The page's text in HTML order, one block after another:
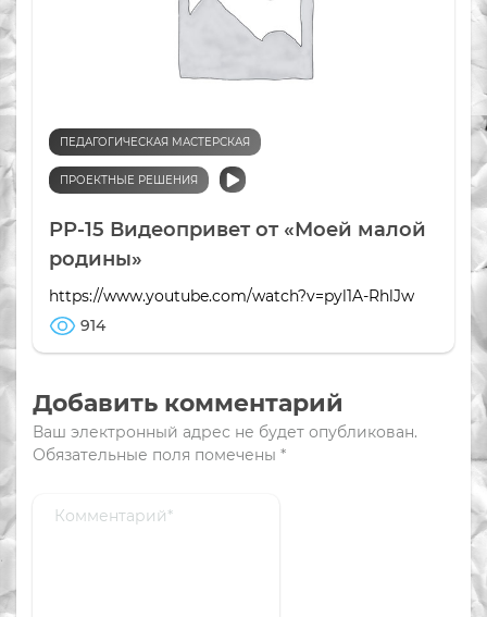
ПЕДАГОГИЧЕСКАЯ МАСТЕРСКАЯ
ПРОЕКТНЫЕ РЕШЕНИЯ
РР-15 Видеопривет от «Моей малой
родины»
https://www.youtube.com/watch?v=pyl1A-RhlJw
914
Добавить комментарий
Ваш электронный адрес не будет опубликован.
Обязательные поля помечены *